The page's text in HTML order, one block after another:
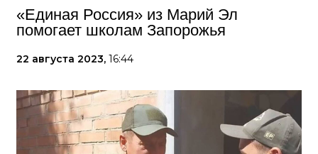
«Единая Россия» из Марий Эл
помогает школам Запорожья
22 августа 2023, 16:44